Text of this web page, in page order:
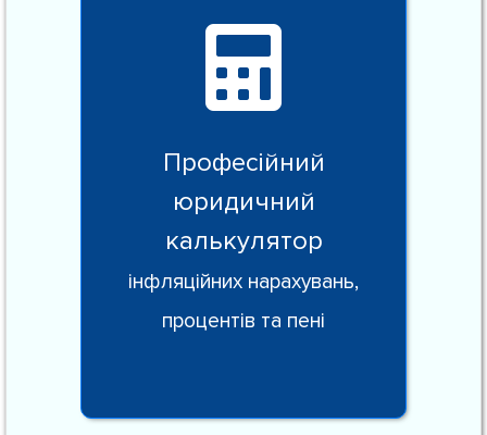
Професійний
юридичний
калькулятор
інфляційних нарахувань,
процентів та пені